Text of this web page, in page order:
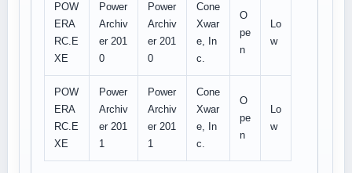
POW
ERA
RC.E
XE
Power
Archiv
er 201
0
Power
Archiv
er 201
0
Cone
Xwar
e, In
c.
O
pe
n
Lo
w
POW
ERA
RC.E
XE
Power
Archiv
er 201
1
Power
Archiv
er 201
1
Cone
Xwar
e, In
c.
O
pe
n
Lo
w